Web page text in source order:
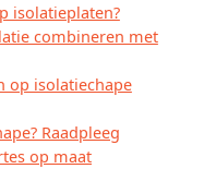
isolatieplaten?
combineren met
op isolatiechape
Raadpleeg
op maat